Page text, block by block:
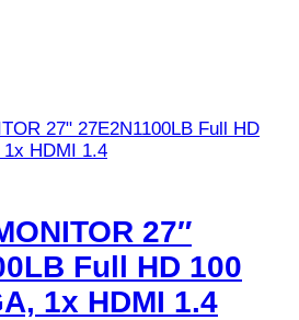
27″
Full HD 100
1x HDMI 1.4